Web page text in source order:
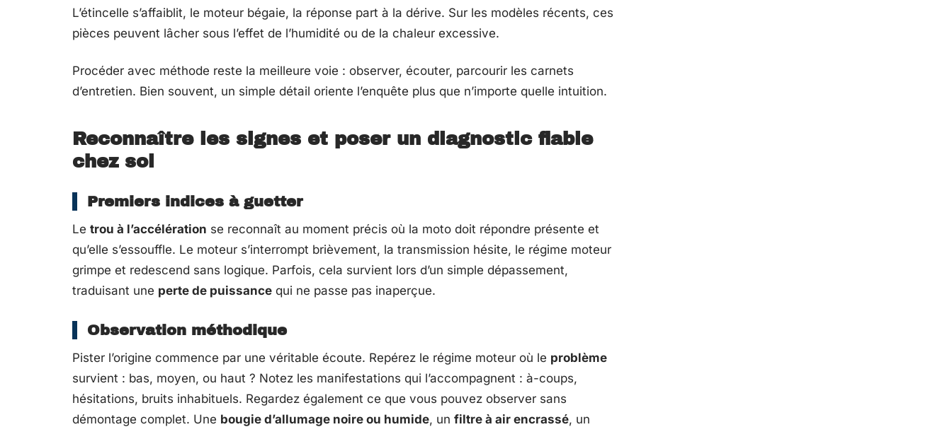
L’étincelle s’affaiblit, le moteur bégaie, la réponse part à la dérive. Sur les modèles récents, ces
pièces peuvent lâcher sous l’effet de l’humidité ou de la chaleur excessive.
Procéder avec méthode reste la meilleure voie : observer, écouter, parcourir les carnets
d’entretien. Bien souvent, un simple détail oriente l’enquête plus que n’importe quelle intuition.
Reconnaître les signes et poser un diagnostic fiable
chez soi
Premiers indices à guetter
Le trou à l’accélération se reconnaît au moment précis où la moto doit répondre présente et
qu’elle s’essouffle. Le moteur s’interrompt brièvement, la transmission hésite, le régime moteur
grimpe et redescend sans logique. Parfois, cela survient lors d’un simple dépassement,
traduisant une perte de puissance qui ne passe pas inaperçue.
Observation méthodique
Pister l’origine commence par une véritable écoute. Repérez le régime moteur où le problème
survient : bas, moyen, ou haut ? Notez les manifestations qui l’accompagnent : à-coups,
hésitations, bruits inhabituels. Regardez également ce que vous pouvez observer sans
démontage complet. Une bougie d’allumage noire ou humide, un filtre à air encrassé, un